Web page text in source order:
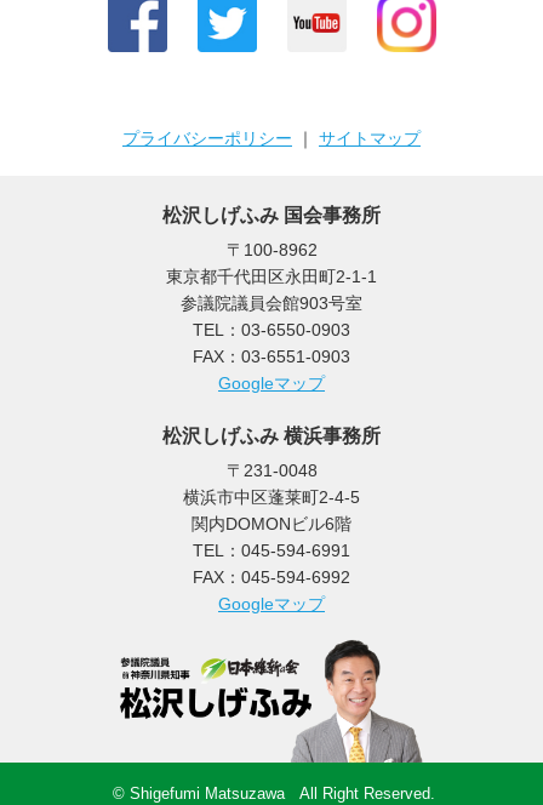
プライバシーポリシー ｜ サイトマップ
松沢しげふみ 国会事務所
〒100-8962
東京都千代田区永田町2-1-1
参議院議員会館903号室
TEL：03-6550-0903
FAX：03-6551-0903
Googleマップ
松沢しげふみ 横浜事務所
〒231-0048
横浜市中区蓬莱町2-4-5
関内DOMONビル6階
TEL：045-594-6991
FAX：045-594-6992
Googleマップ
© Shigefumi Matsuzawa All Right Reserved.